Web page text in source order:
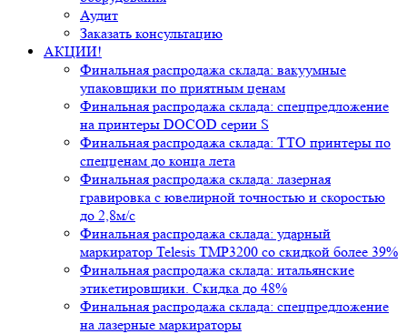
Аудит
Заказать консультацию
АКЦИИ!
Финальная распродажа склада: вакуумные
упаковщики по приятным ценам
Финальная распродажа склада: спецпредложение
на принтеры DOCOD серии S
Финальная распродажа склада: ТТО принтеры по
спецценам до конца лета
Финальная распродажа склада: лазерная
гравировка с ювелирной точностью и скоростью
до 2,8м/с
Финальная распродажа склада: ударный
маркиратор Telesis TMP3200 со скидкой более 39%
Финальная распродажа склада: итальянские
этикетировщики. Скидка до 48%
Финальная распродажа склада: спецпредложение
на лазерные маркираторы